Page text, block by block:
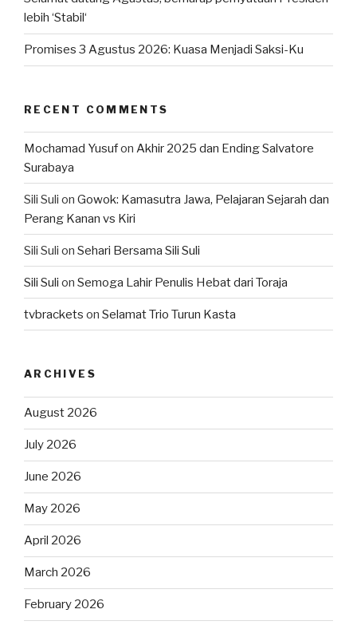
lebih ‘Stabil‘
Promises 3 Agustus 2026: Kuasa Menjadi Saksi-Ku
RECENT COMMENTS
Mochamad Yusufon Akhir 2025 dan Ending Salvatore
Surabaya
Sili Suli on Gowok: Kamasutra Jawa, Pelajaran Sejarah dan
Perang Kanan vs Kiri
Sili Suli on Sehari Bersama Sili Suli
Sili Suli on Semoga Lahir Penulis Hebat dari Toraja
tvbrackets on Selamat Trio Turun Kasta
ARCHIVES
August 2026
July 2026
June 2026
May 2026
April 2026
March 2026
February 2026